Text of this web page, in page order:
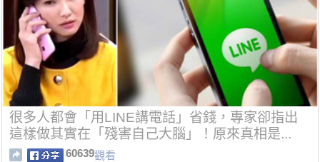
很多人都會「用LINE講電話」省錢，專家卻指出
這樣做其實在「殘害自己大腦」！原來真相是...
60639觀看